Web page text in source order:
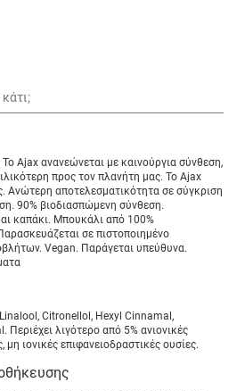
Ajax ανανεώνεται με καινούργια σύνθεση,
προς τον πλανήτη μας. Το Ajax
Ανώτερη αποτελεσματικότητα σε σύγκριση
90% βιοδιασπώμενη σύνθεση.
καπάκι. Μπουκάλι από 100%
σε πιστοποιημένο
Vegan. Παράγεται υπεύθυνα.
Citronellol, Hexyl Cinnamal,
λιγότερο από 5% ανιονικές
μη ιονικές επιφανειοδραστικές ουσίες.